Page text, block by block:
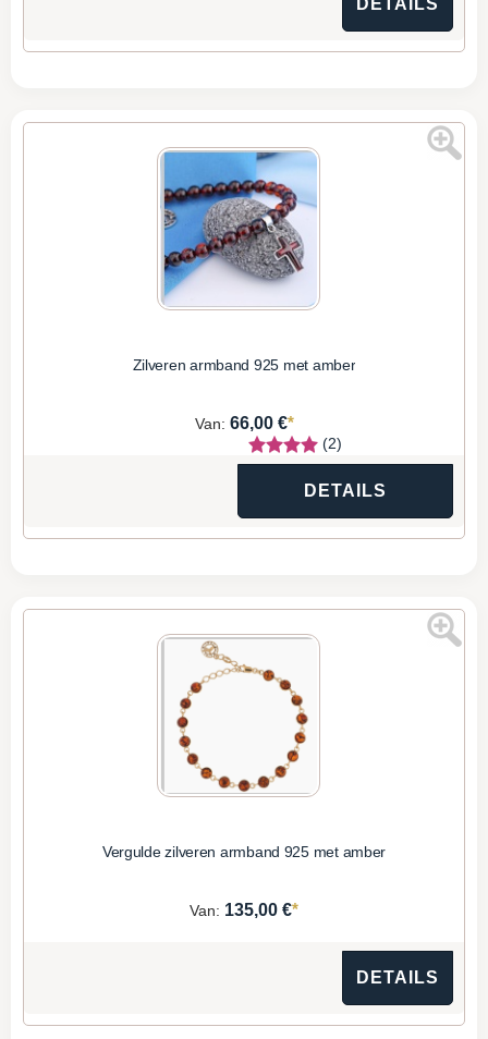
DETAILS
Zilveren armband 925 met amber
Van: 66,00 €*
(2)
DETAILS
Vergulde zilveren armband 925 met amber
Van: 135,00 €*
DETAILS